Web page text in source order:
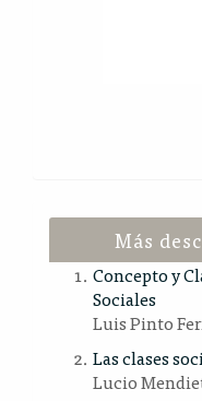
Más
Concepto y
Sociales
Luis Pinto
Las clases
Lucio